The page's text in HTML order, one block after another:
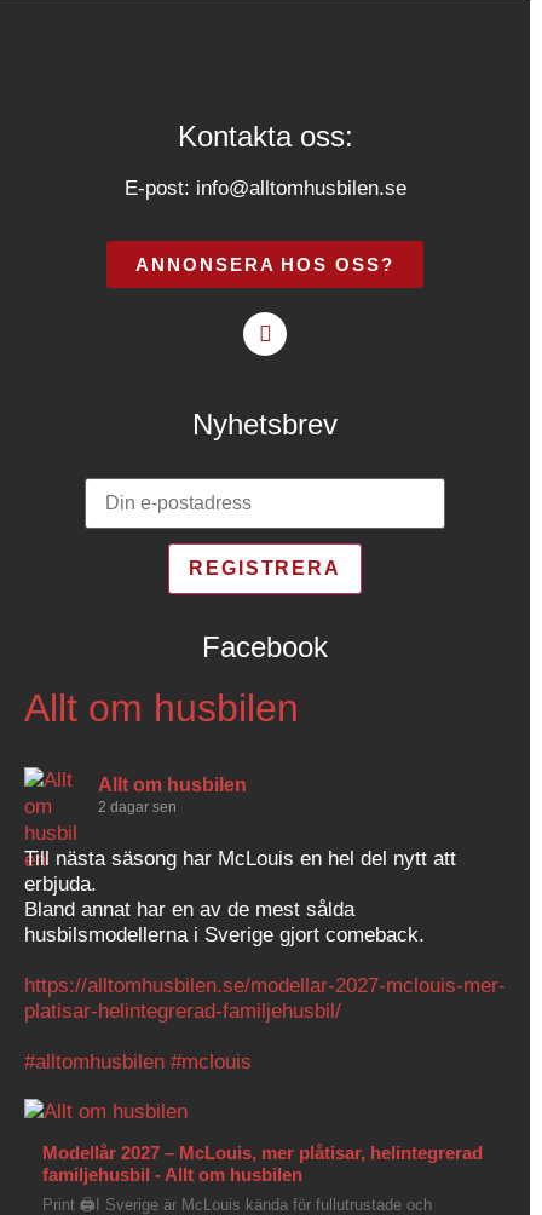
Kontakta oss:
E-post: info@alltomhusbilen.se
ANNONSERA HOS OSS?
Nyhetsbrev
Facebook
Allt om husbilen
Allt om husbilen
2 dagar sen
Till nästa säsong har McLouis en hel del nytt att
erbjuda.
Bland annat har en av de mest sålda
husbilsmodellerna i Sverige gjort comeback.
https://alltomhusbilen.se/modellar-2027-mclouis-mer-
platisar-helintegrerad-familjehusbil/
#alltomhusbilen #mclouis
Modellår 2027 – McLouis, mer plåtisar, helintegrerad
familjehusbil - Allt om husbilen
Print 🖨I Sverige är McLouis kända för fullutrustade och